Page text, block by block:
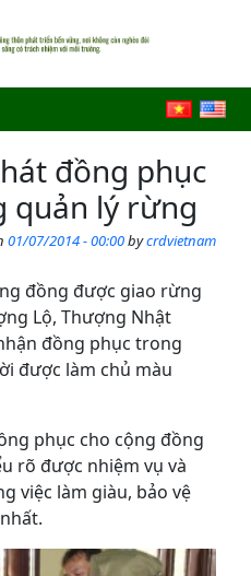
đồng phục
quản lý rừng
01/07/2014 - 00:00bycrdvietnam
đồng được giao rừng
Lộ, Thượng Nhật
đồng phục trong
được làm chủ màu
phục cho cộng đồng
rõ được nhiệm vụ và
việc làm giàu, bảo vệ